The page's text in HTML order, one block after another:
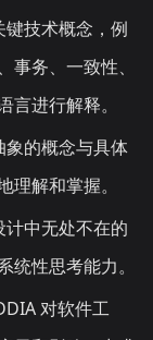
技术概念，例
务、一致性、
进行解释。
的概念与具体
解和掌握。
中无处不在的
性思考能力。
对软件工